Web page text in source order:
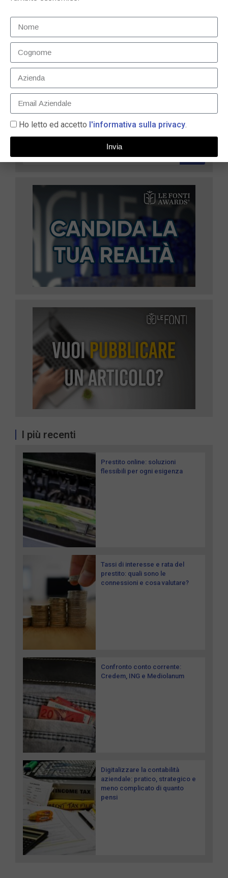
Carta prepagata N26: la soluzione smart per gestire
9 Maggio 2025
I più recenti
Prestito online: soluzioni
flessibili per ogni esigenza
Tassi di interesse e rata del
prestito: quali sono le
connessioni e cosa valutare?
Confronto conto corrente:
Credem, ING e Mediolanum
Digitalizzare la contabilità
aziendale: pratico, strategico e
meno complicato di quanto
pensi
Ho letto ed accetto l'informativa sulla privacy.
Invia